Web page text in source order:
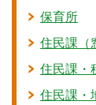
保育所
住民課（
住民課・
住民課・